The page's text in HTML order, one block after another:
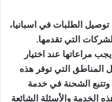
الطلبات في اسبانيا،
التي تقدمها.
مراعاتها عند اختيار
المناطق التي توفر هذه
الشحنة في خدمة
الخدمة والأسئلة الشائعة